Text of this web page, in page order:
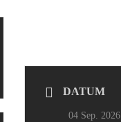
DATUM
04 Sep. 2026